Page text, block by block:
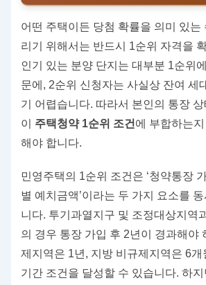
어떤 주택이든 당첨 확률을 의미 있는
리기 위해서는 반드시 1순위 자격을
인기 있는 분양 단지는 대부분 1순위
문에, 2순위 신청자는 사실상 잔여 세
기 어렵습니다. 따라서 본인의 통장
이 주택청약 1순위 조건 에 부합하는
해야 합니다.
민영주택의 1순위 조건은 ‘청약통장
별 예치금액’이라는 두 가지 요소를
니다. 투기과열지구 및 조정대상지역
의 경우 통장 가입 후 2년이 경과해야
제지역은 1년, 지방 비규제지역은 6개
기간 조건을 달성할 수 있습니다. 하